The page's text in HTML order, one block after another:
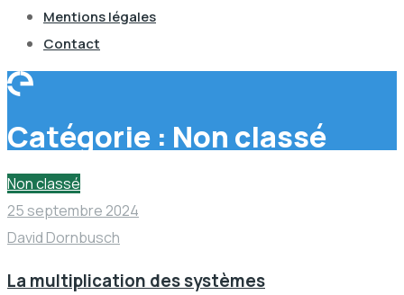
Mentions légales
Contact
Catégorie : Non classé
Non classé
25 septembre 2024
David Dornbusch
La multiplication des systèmes